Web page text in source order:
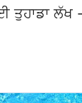
ਤੁਹਾਡਾ ਲੱਖ